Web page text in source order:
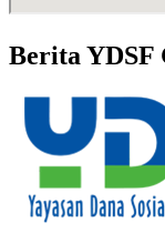
Berita YDSF